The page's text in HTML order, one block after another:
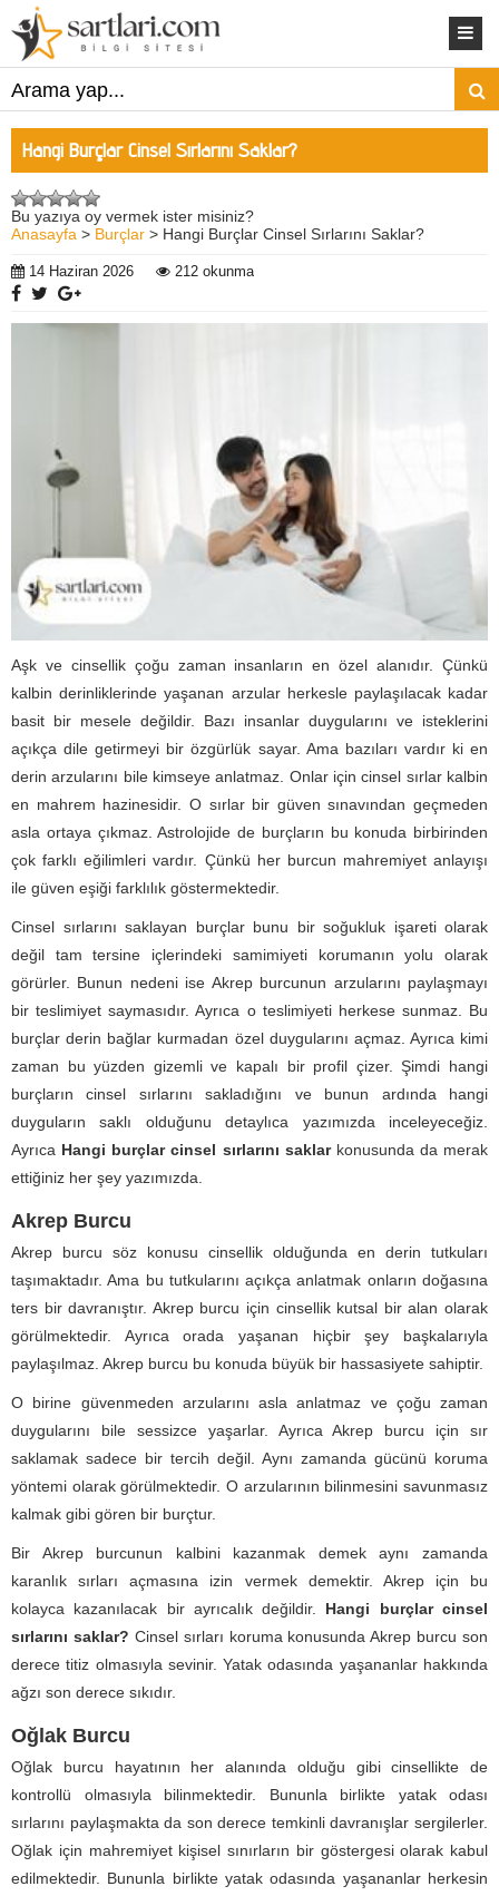
Hangi Burçlar Cinsel Sırlarını Saklar?
Bu yazıya oy vermek ister misiniz?
Anasayfa > Burçlar > Hangi Burçlar Cinsel Sırlarını Saklar?
14 Haziran 2026 212 okunma
Aşk ve cinsellik çoğu zaman insanların en özel alanıdır. Çünkü
kalbin derinliklerinde yaşanan arzular herkesle paylaşılacak kadar
basit bir mesele değildir. Bazı insanlar duygularını ve isteklerini
açıkça dile getirmeyi bir özgürlük sayar. Ama bazıları vardır ki en
derin arzularını bile kimseye anlatmaz. Onlar için cinsel sırlar kalbin
en mahrem hazinesidir. O sırlar bir güven sınavından geçmeden
asla ortaya çıkmaz. Astrolojide de burçların bu konuda birbirinden
çok farklı eğilimleri vardır. Çünkü her burcun mahremiyet anlayışı
ile güven eşiği farklılık göstermektedir.
Cinsel sırlarını saklayan burçlar bunu bir soğukluk işareti olarak
değil tam tersine içlerindeki samimiyeti korumanın yolu olarak
görürler. Bunun nedeni ise Akrep burcunun arzularını paylaşmayı
bir teslimiyet saymasıdır. Ayrıca o teslimiyeti herkese sunmaz. Bu
burçlar derin bağlar kurmadan özel duygularını açmaz. Ayrıca kimi
zaman bu yüzden gizemli ve kapalı bir profil çizer. Şimdi hangi
burçların cinsel sırlarını sakladığını ve bunun ardında hangi
duyguların saklı olduğunu detaylıca yazımızda inceleyeceğiz.
Ayrıca Hangi burçlar cinsel sırlarını saklar konusunda da merak
ettiğiniz her şey yazımızda.
Akrep Burcu
Akrep burcu söz konusu cinsellik olduğunda en derin tutkuları
taşımaktadır. Ama bu tutkularını açıkça anlatmak onların doğasına
ters bir davranıştır. Akrep burcu için cinsellik kutsal bir alan olarak
görülmektedir. Ayrıca orada yaşanan hiçbir şey başkalarıyla
paylaşılmaz. Akrep burcu bu konuda büyük bir hassasiyete sahiptir.
O birine güvenmeden arzularını asla anlatmaz ve çoğu zaman
duygularını bile sessizce yaşarlar. Ayrıca Akrep burcu için sır
saklamak sadece bir tercih değil. Aynı zamanda gücünü koruma
yöntemi olarak görülmektedir. O arzularının bilinmesini savunmasız
kalmak gibi gören bir burçtur.
Bir Akrep burcunun kalbini kazanmak demek aynı zamanda
karanlık sırları açmasına izin vermek demektir. Akrep için bu
kolayca kazanılacak bir ayrıcalık değildir. Hangi burçlar cinsel
sırlarını saklar? Cinsel sırları koruma konusunda Akrep burcu son
derece titiz olmasıyla sevinir. Yatak odasında yaşananlar hakkında
ağzı son derece sıkıdır.
Oğlak Burcu
Oğlak burcu hayatının her alanında olduğu gibi cinsellikte de
kontrollü olmasıyla bilinmektedir. Bununla birlikte yatak odası
sırlarını paylaşmakta da son derece temkinli davranışlar sergilerler.
Oğlak için mahremiyet kişisel sınırların bir göstergesi olarak kabul
edilmektedir. Bununla birlikte yatak odasında yaşananlar herkesin